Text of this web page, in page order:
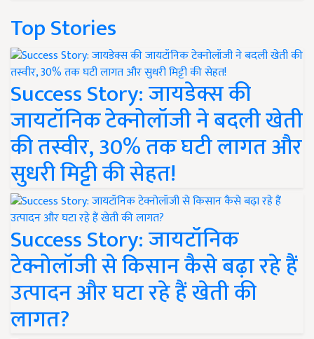
Top Stories
Success Story: जायडेक्स की
जायटॉनिक टेक्नोलॉजी ने बदली खेती
की तस्वीर, 30% तक घटी लागत और
सुधरी मिट्टी की सेहत!
Success Story: जायटॉनिक
टेक्नोलॉजी से किसान कैसे बढ़ा रहे हैं
उत्पादन और घटा रहे हैं खेती की
लागत?